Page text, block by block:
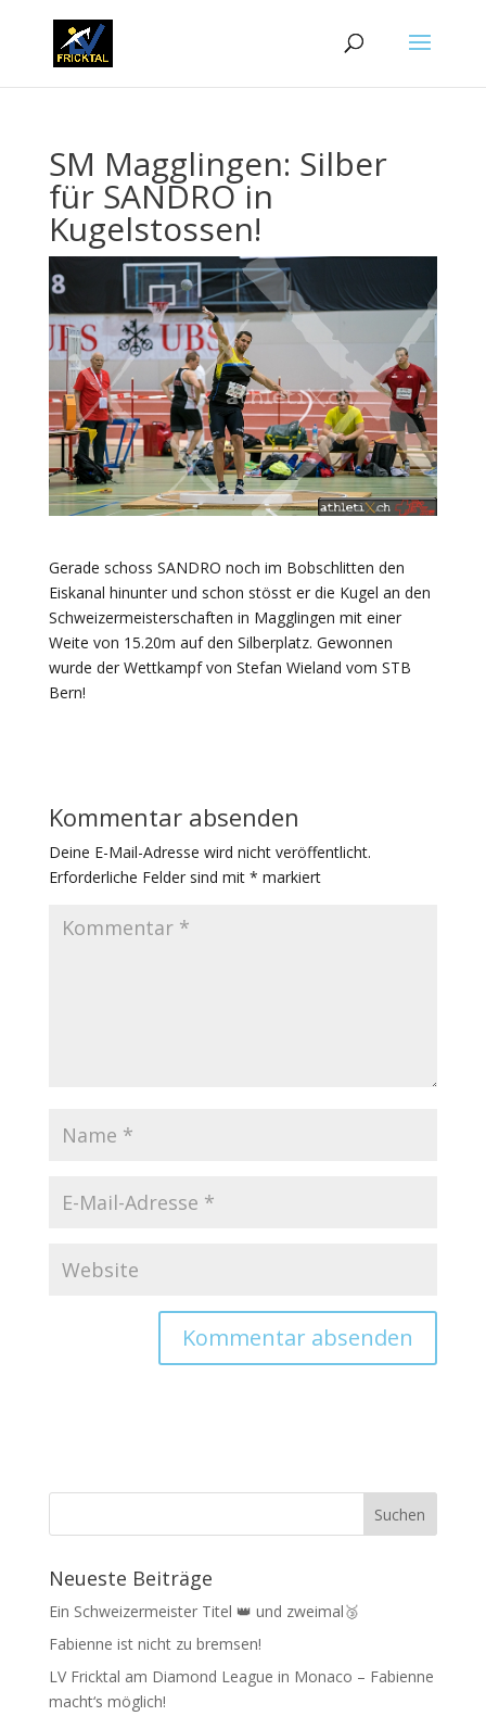
SM Magglingen: Silber
für SANDRO in
Kugelstossen!
Gerade schoss SANDRO noch im Bobschlitten den
Eiskanal hinunter und schon stösst er die Kugel an den
Schweizermeisterschaften in Magglingen mit einer
Weite von 15.20m auf den Silberplatz. Gewonnen
wurde der Wettkampf von Stefan Wieland vom STB
Bern!
Kommentar absenden
Deine E-Mail-Adresse wird nicht veröffentlicht.
Erforderliche Felder sind mit * markiert
Neueste Beiträge
Ein Schweizermeister Titel 👑 und zweimal🥉
Fabienne ist nicht zu bremsen!
LV Fricktal am Diamond League in Monaco – Fabienne
macht‘s möglich!